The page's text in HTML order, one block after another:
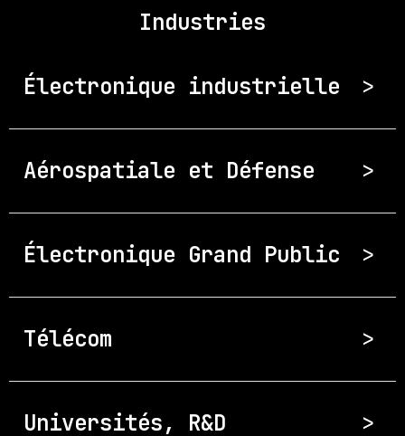
Industries
Électronique industrielle >
Aérospatiale et Défense >
Électronique Grand Public >
Télécom >
Universités, R&D >